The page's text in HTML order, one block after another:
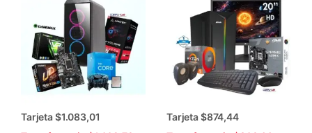
Tarjeta $1.083,01
Tarjeta $874,44